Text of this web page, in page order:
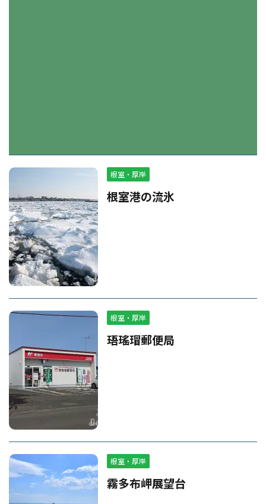
根室・厚岸
根室港の流氷
根室・厚岸
珸瑤瑁郵便局
根室・厚岸
霧多布岬展望台